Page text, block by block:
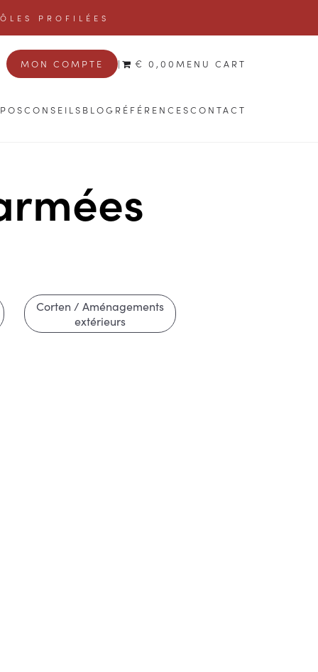
PROFILÉES
MON COMPTE | € 0,00 MENU CART
CONSEILS BLOG RÉFÉRENCESCONTACT
Corten / Aménagements
extérieurs